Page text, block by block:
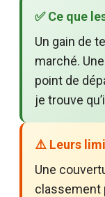
✅ Ce que
Un gain de
marché.
point de
je trouve
⚠️ Leurs
Une
classement